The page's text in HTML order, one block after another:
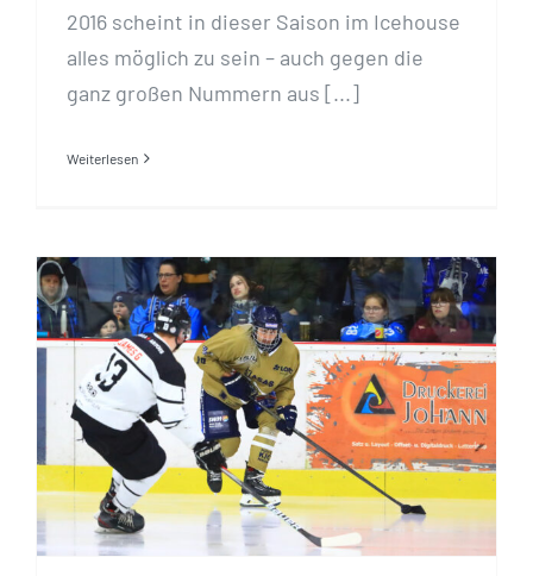
2016 scheint in dieser Saison im Icehouse
alles möglich zu sein – auch gegen die
ganz großen Nummern aus [...]
Weiterlesen
Ein Höhepunkt jagt den nächsten